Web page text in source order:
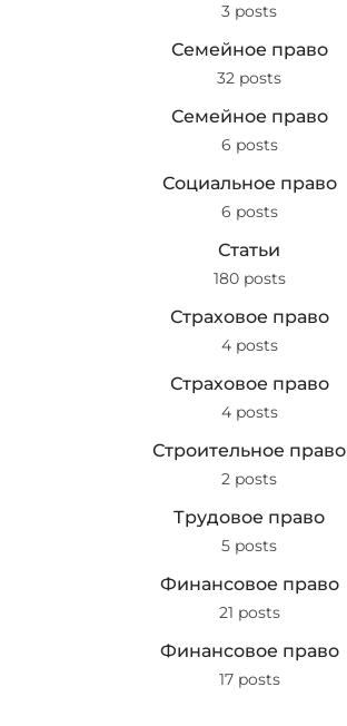
3 posts
Семейное право
32 posts
Семейное право
6 posts
Социальное право
6 posts
Статьи
180 posts
Страховое право
4 posts
Страховое право
4 posts
Строительное право
2 posts
Трудовое право
5 posts
Финансовое право
21 posts
Финансовое право
17 posts